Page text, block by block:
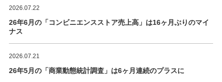
2026.07.22
26年6月の「コンビニエンスストア売上高」は16ヶ月ぶりのマイ
ナス
2026.07.21
26年5月の「商業動態統計調査」は6ヶ月連続のプラスに